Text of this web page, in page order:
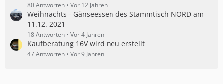
80 Antworten Vor 12 Jahren
Weihnachts - Gänseessen des Stammtisch NORD am
11.12. 2021
18 Antworten Vor 4 Jahren
Kaufberatung 16V wird neu erstellt
47 Antworten Vor 9 Jahren